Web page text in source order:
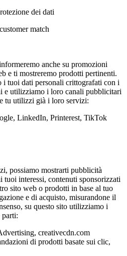
dei dati
match
anche su promozioni
e ti mostreremo prodotti pertinenti.
tuoi dati personali crittografati con i
e utilizziamo i loro canali pubblicitari
tu utilizzi già i loro servizi:
LinkedIn, Printerest, TikTok
possiamo mostrarti pubblicità
tuoi interessi, contenuti sponsorizzati
sito web o prodotti in base al tuo
e di acquisto, misurandone il
su questo sito utilizziamo i
parti:
creativecdn.com
di prodotti basate sui clic,